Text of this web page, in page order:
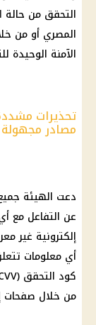
التحقق من حالة
المصري أو من
الآمنة الوحيدة
تحذيرات
مصادر مجهولة
دعت الهيئة
عن التفاعل مع
إلكترونية غير
أي معلومات
من خلال صفحات